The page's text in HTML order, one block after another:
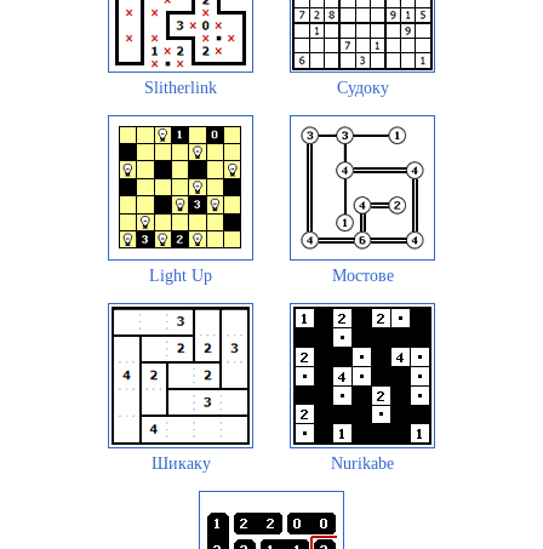
Slitherlink Судоку
Light Up Мостове
Шикаку Nurikabe